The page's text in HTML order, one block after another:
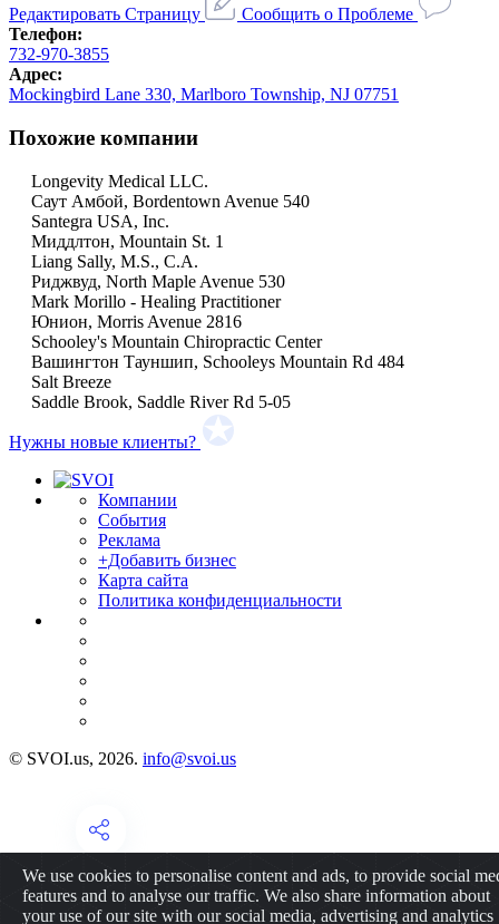
Редактировать Страницу
Сообщить о Проблеме
Телефон:
732-970-3855
Адрес:
Mockingbird Lane 330, Marlboro Township, NJ 07751
Похожие компании
Longevity Medical LLC.
Саут Амбой, Bordentown Avenue 540
Santegra USA, Inc.
Миддлтон, Mountain St. 1
Liang Sally, M.S., C.A.
Риджвуд, North Maple Avenue 530
Mark Morillo - Healing Practitioner
Юнион, Morris Avenue 2816
Schooley's Mountain Chiropractic Center
Вашингтон Тауншип, Schooleys Mountain Rd 484
Salt Breeze
Saddle Brook, Saddle River Rd 5-05
Нужны новые клиенты?
Компании
События
Реклама
+Добавить бизнес
Карта сайта
Политика конфиденциальности
© SVOI.us, 2026. info@svoi.us
We use cookies to personalise content and ads, to provide social
features and to analyse our traffic. We also share information about
your use of our site with our social media, advertising and analytics